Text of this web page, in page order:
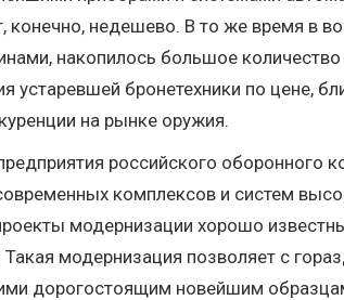
конечно, недешево. В то же время
накопилось большое количество
устаревшей бронетехники по цене,
на рынке оружия.
российского оборонного
комплексов и систем
модернизации хорошо
модернизация позволяет с
дорогостоящим новейшим